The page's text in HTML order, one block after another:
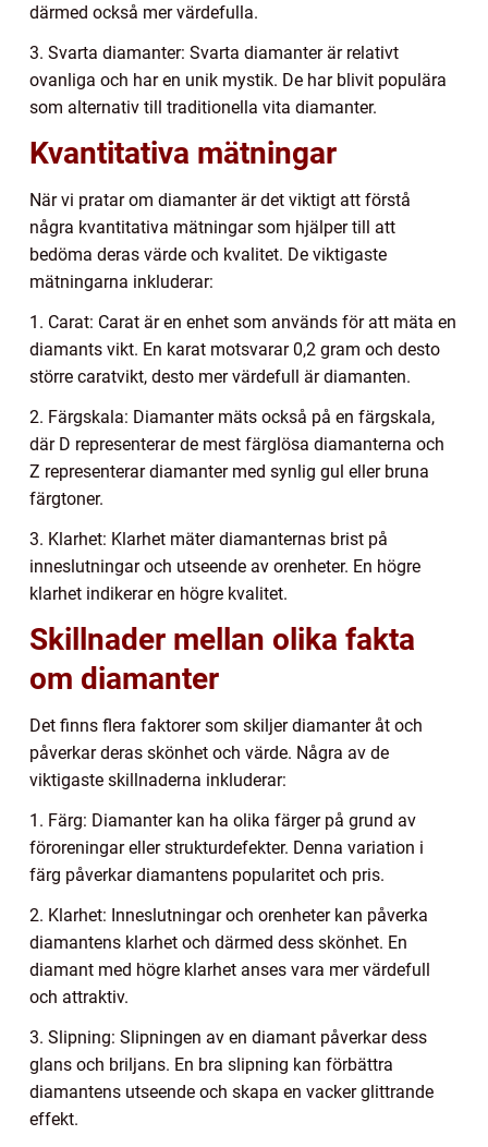
därmed också mer värdefulla.
3. Svarta diamanter: Svarta diamanter är relativt
ovanliga och har en unik mystik. De har blivit populära
som alternativ till traditionella vita diamanter.
Kvantitativa mätningar
När vi pratar om diamanter är det viktigt att förstå
några kvantitativa mätningar som hjälper till att
bedöma deras värde och kvalitet. De viktigaste
mätningarna inkluderar:
1. Carat: Carat är en enhet som används för att mäta en
diamants vikt. En karat motsvarar 0,2 gram och desto
större caratvikt, desto mer värdefull är diamanten.
2. Färgskala: Diamanter mäts också på en färgskala,
där D representerar de mest färglösa diamanterna och
Z representerar diamanter med synlig gul eller bruna
färgtoner.
3. Klarhet: Klarhet mäter diamanternas brist på
inneslutningar och utseende av orenheter. En högre
klarhet indikerar en högre kvalitet.
Skillnader mellan olika fakta
om diamanter
Det finns flera faktorer som skiljer diamanter åt och
påverkar deras skönhet och värde. Några av de
viktigaste skillnaderna inkluderar:
1. Färg: Diamanter kan ha olika färger på grund av
föroreningar eller strukturdefekter. Denna variation i
färg påverkar diamantens popularitet och pris.
2. Klarhet: Inneslutningar och orenheter kan påverka
diamantens klarhet och därmed dess skönhet. En
diamant med högre klarhet anses vara mer värdefull
och attraktiv.
3. Slipning: Slipningen av en diamant påverkar dess
glans och briljans. En bra slipning kan förbättra
diamantens utseende och skapa en vacker glittrande
effekt.